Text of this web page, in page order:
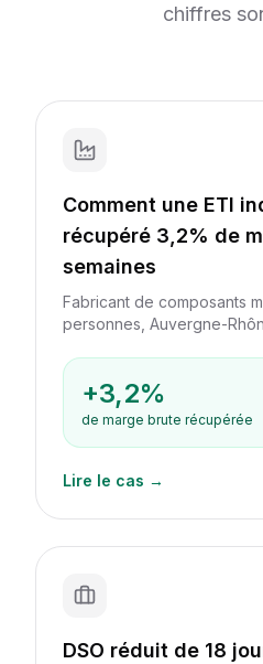
chiffres
Comment une ETI
récupéré 3,2% de
semaines
Fabricant de composants
personnes, Auvergne-
+3,2%
de marge brute récupérée
Lire le cas →
DSO réduit de 18